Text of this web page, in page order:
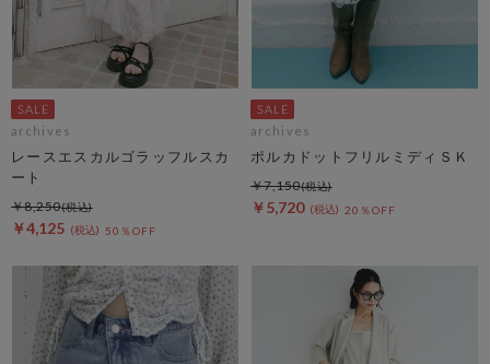
archives
レースエスカルゴラッフルスカ
ート
￥4,125 50％OFF
￥8,250
archives
ポルカドットフリルミディＳＫ
￥5,720 20％OFF
￥7,150